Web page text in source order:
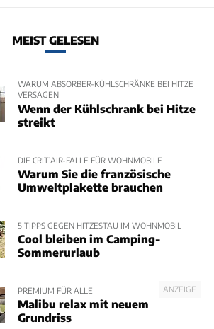
MEIST GELESEN
WARUM ABSORBER-KÜHLSCHRÄNKE BEI HITZE
VERSAGEN
Wenn der Kühlschrank bei Hitze
streikt
DIE CRIT’AIR-FALLE FÜR WOHNMOBILE
Warum Sie die französische
Umweltplakette brauchen
5 TIPPS GEGEN HITZESTAU IM WOHNMOBIL
Cool bleiben im Camping-
Sommerurlaub
ANZEIGE
PREMIUM FÜR ALLE
Malibu relax mit neuem
Grundriss